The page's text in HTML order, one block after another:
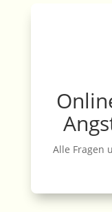
Alle Fragen